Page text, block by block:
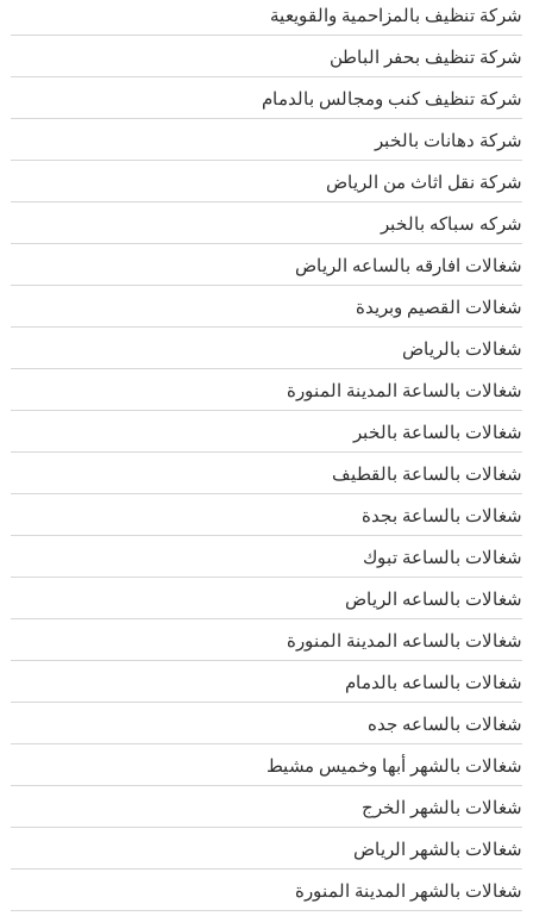
شركة تنظيف بالمزاحمية والقويعية
شركة تنظيف بحفر الباطن
شركة تنظيف كنب ومجالس بالدمام
شركة دهانات بالخبر
شركة نقل اثاث من الرياض
شركه سباكه بالخبر
شغالات افارقه بالساعه الرياض
شغالات القصيم وبريدة
شغالات بالرياض
شغالات بالساعة المدينة المنورة
شغالات بالساعة بالخبر
شغالات بالساعة بالقطيف
شغالات بالساعة بجدة
شغالات بالساعة تبوك
شغالات بالساعه الرياض
شغالات بالساعه المدينة المنورة
شغالات بالساعه بالدمام
شغالات بالساعه جده
شغالات بالشهر أبها وخميس مشيط
شغالات بالشهر الخرج
شغالات بالشهر الرياض
شغالات بالشهر المدينة المنورة